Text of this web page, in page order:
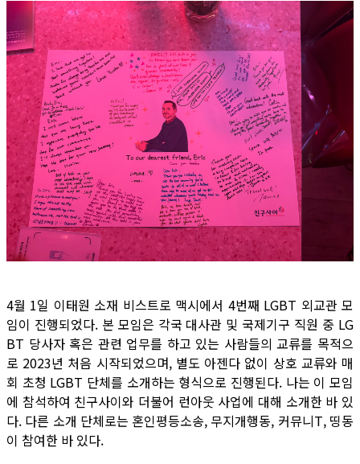
4월 1일 이태원 소재 비스트로 맥시에서 4번째 LGBT 외교관 모
임이 진행되었다. 본 모임은 각국 대사관 및 국제기구 직원 중 LG
BT 당사자 혹은 관련 업무를 하고 있는 사람들의 교류를 목적으
로 2023년 처음 시작되었으며, 별도 아젠다 없이 상호 교류와 매
회 초청 LGBT 단체를 소개하는 형식으로 진행된다. 나는 이 모임
에 참석하여 친구사이와 더불어 런아웃 사업에 대해 소개한 바 있
다. 다른 소개 단체로는 혼인평등소송, 무지개행동, 커뮤니T, 띵동
이 참여한 바 있다.